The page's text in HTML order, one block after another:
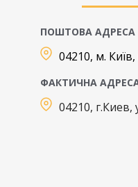
ПОШТОВА АДРЕСА
04210, м.
ФАКТИЧНА
04210,